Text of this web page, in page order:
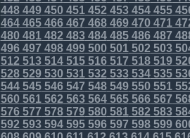
448449450451452 453454455
464465466467 468469470471
480481482 483484485486487
496497 498499500501502 503
512 513514515516517 518519
528529530531532 533534535
544545546547 548549550551
560561562 563564565566567
576577 578579580581582 583
592 593594595596597 598599